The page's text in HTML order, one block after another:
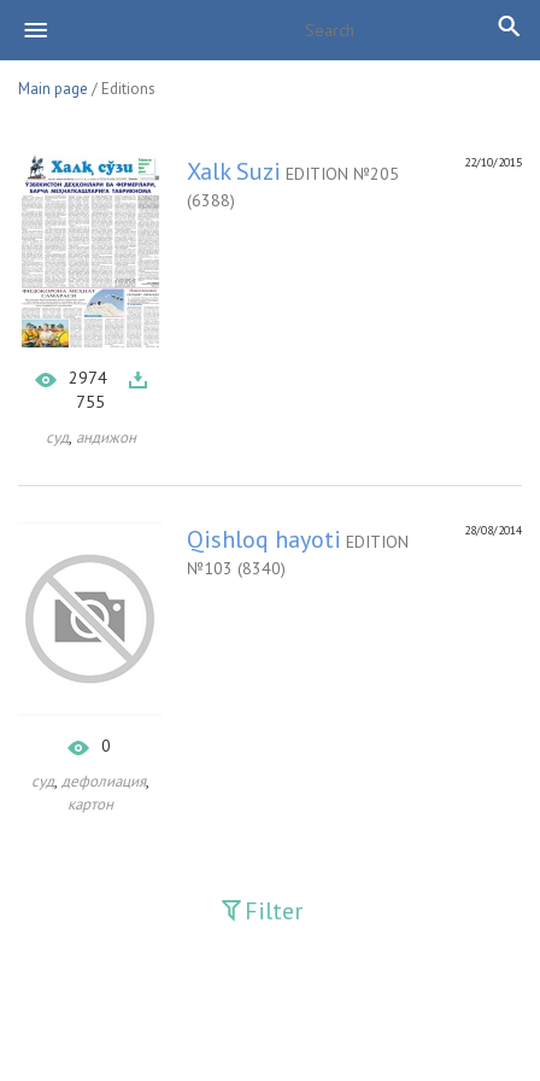
Main page / Editions
2974
755
суд, андижон
22/10/2015
Xalk Suzi EDITION №205
(6388)
0
суд, дефолиация,
картон
28/08/2014
Qishloq hayoti EDITION
№103 (8340)
Filter